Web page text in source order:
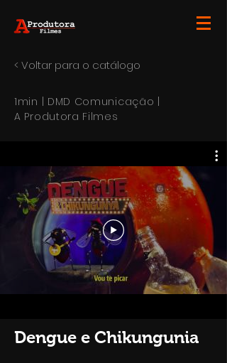
< Voltar para o catálogo
1min | DMD Comunicação |
A Produtora Filmes
Dengue e Chikungunia